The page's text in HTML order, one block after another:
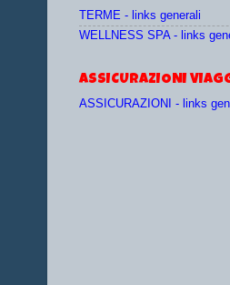
TERME - links generali
WELLNESS SPA - links
ASSICURAZIONI
ASSICURAZIONI - links